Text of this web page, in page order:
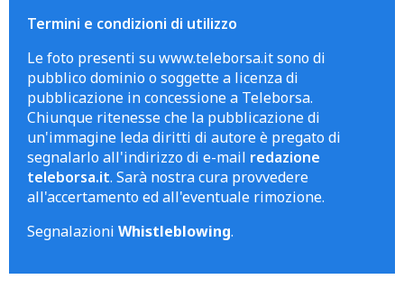
Termini e condizioni di utilizzo
Le foto presenti su www.teleborsa.it sono di
pubblico dominio o soggette a licenza di
pubblicazione in concessione a Teleborsa.
Chiunque ritenesse che la pubblicazione di
un'immagine leda diritti di autore è pregato di
segnalarlo all'indirizzo di e-mail redazione
teleborsa.it. Sarà nostra cura provvedere
all'accertamento ed all'eventuale rimozione.
Segnalazioni Whistleblowing.